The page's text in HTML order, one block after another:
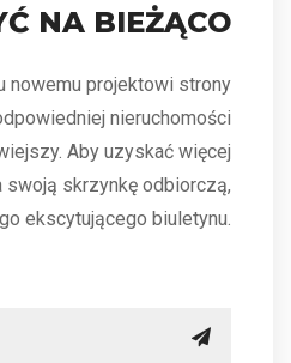
NA BIEŻĄCO
nowemu projektowi strony
nieruchomości
Aby uzyskać więcej
swoją skrzynkę odbiorczą,
ekscytującego biuletynu.